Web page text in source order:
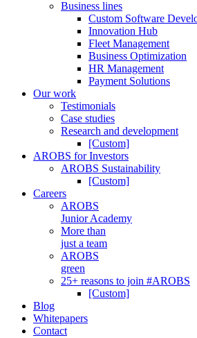
Business lines
Custom Software
Innovation Hub
Fleet Management
Business Optimization
HR Management
Payment Solutions
Our work
Testimonials
Case studies
Research and development
[Custom]
AROBS for Investors
AROBS Sustainability
[Custom]
Careers
AROBS
Junior Academy
More than
just a team
AROBS
green
25+ reasons to join #AROBS
[Custom]
Blog
Whitepapers
Contact